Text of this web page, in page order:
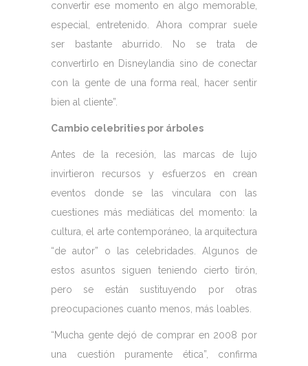
convertir ese momento en algo memorable,
especial, entretenido. Ahora comprar suele
ser bastante aburrido. No se trata de
convertirlo en Disneylandia sino de conectar
con la gente de una forma real, hacer sentir
bien al cliente”.
Cambio celebrities por árboles
Antes de la recesión, las marcas de lujo
invirtieron recursos y esfuerzos en crean
eventos donde se las vinculara con las
cuestiones más mediáticas del momento: la
cultura, el arte contemporáneo, la arquitectura
“de autor” o las celebridades. Algunos de
estos asuntos siguen teniendo cierto tirón,
pero se están sustituyendo por otras
preocupaciones cuanto menos, más loables.
“Mucha gente dejó de comprar en 2008 por
una cuestión puramente ética”, confirma